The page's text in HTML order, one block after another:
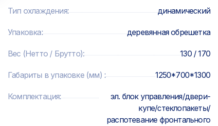
Тип охлаждения: динамический
Упаковка: деревянная обрешетка
Вес (Нетто / Брутто): 130 / 170
Габариты в упаковке (мм) : 1250*700*1300
Комплектация:
эл. блок управления/двери-
купе/стеклопакеты/
распотевание фронтального